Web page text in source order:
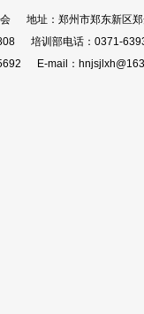
地址：郑州市郑东新区
培训部电话：0371-
E-mail：